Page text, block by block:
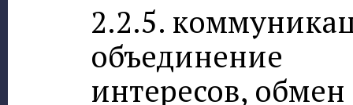
2.2.5.
объединение
интересов, обмен